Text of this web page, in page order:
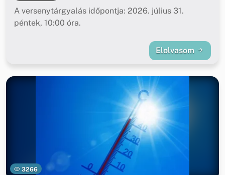
A versenytárgyalás időpontja: 2026. július 31.
péntek, 10:00 óra.
Elolvasom
3266